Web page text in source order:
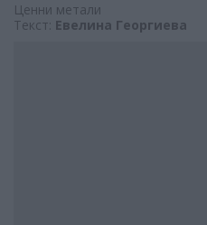
Ценни метали
Текст: Евелина Георгиева